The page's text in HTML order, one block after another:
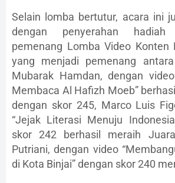
Selain lomba bertutur, acara ini
dengan penyerahan
pemenang Lomba Video Konten
yang menjadi pemenang
Mubarak Hamdan, dengan
Membaca Al Hafizh Moeb”
dengan skor 245, Marco Luis
“Jejak Literasi Menuju
skor 242 berhasil meraih
Putriani, dengan video
di Kota Binjai” dengan skor 240